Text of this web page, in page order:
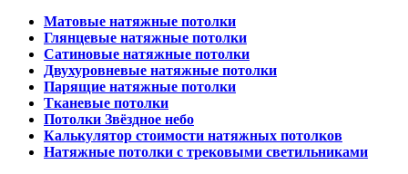
Матовые натяжные потолки
Глянцевые натяжные потолки
Сатиновые натяжные потолки
Двухуровневые натяжные потолки
Парящие натяжные потолки
Тканевые потолки
Потолки Звёздное небо
Калькулятор стоимости натяжных потолков
Натяжные потолки с трековыми светильниками